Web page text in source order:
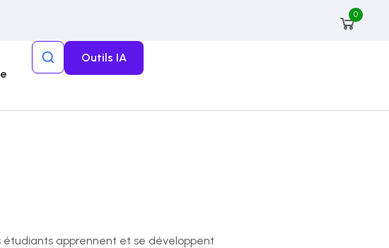
0
Outils IA
étudiants apprennent et se développent